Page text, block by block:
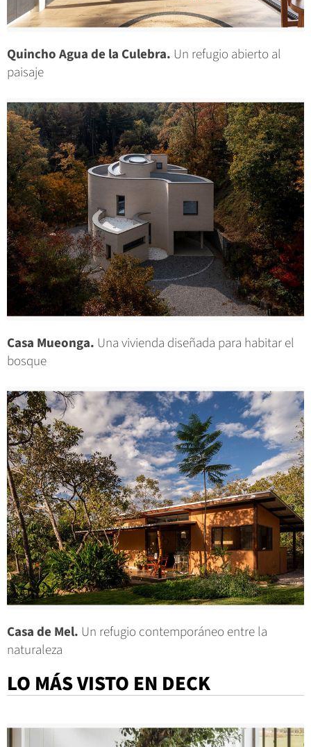
Quincho Agua de la Culebra. Un refugio abierto al
paisaje
Casa Mueonga. Una vivienda diseñada para habitar el
bosque
Casa de Mel. Un refugio contemporáneo entre la
naturaleza
LO MÁS VISTO EN DECK